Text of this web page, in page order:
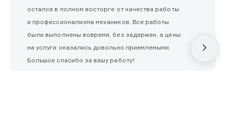
остался в полном восторге от качества работы
и профессионализма механиков. Все работы
были выполнены вовремя, без задержек, а цены
на услуги оказались довольно приемлемыми.
Большое спасибо за вашу работу!